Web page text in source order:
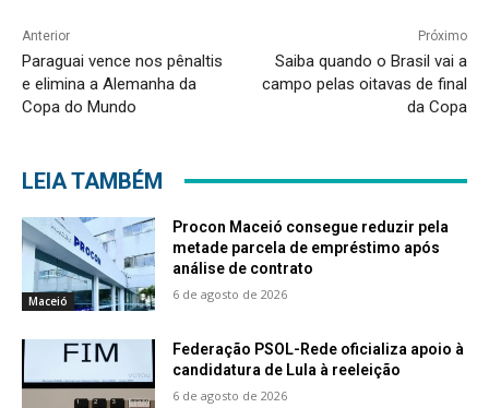
Anterior
Paraguai vence nos pênaltis
e elimina a Alemanha da
Copa do Mundo
Próximo
Saiba quando o Brasil vai a
campo pelas oitavas de final
da Copa
LEIA TAMBÉM
Maceió
Procon Maceió consegue reduzir pela
metade parcela de empréstimo após
análise de contrato
6 de agosto de 2026
Federação PSOL-Rede oficializa apoio à
candidatura de Lula à reeleição
6 de agosto de 2026